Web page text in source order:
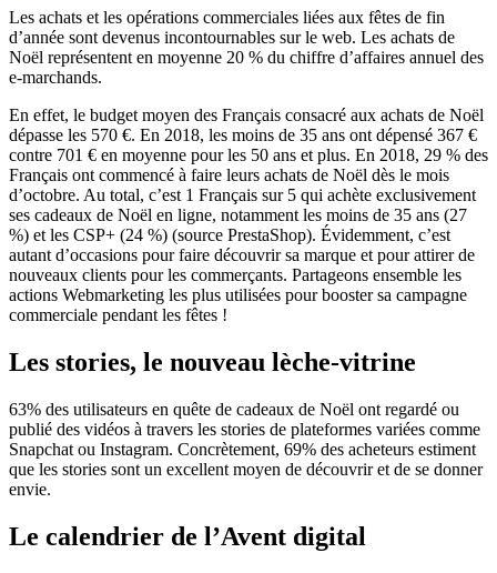
Les achats et les opérations commerciales liées aux fêtes de fin
d’année sont devenus incontournables sur le web. Les achats de
Noël représentent en moyenne 20 % du chiffre d’affaires annuel des
e-marchands.
En effet, le budget moyen des Français consacré aux achats de Noël
dépasse les 570 €. En 2018, les moins de 35 ans ont dépensé 367 €
contre 701 € en moyenne pour les 50 ans et plus. En 2018, 29 % des
Français ont commencé à faire leurs achats de Noël dès le mois
d’octobre. Au total, c’est 1 Français sur 5 qui achète exclusivement
ses cadeaux de Noël en ligne, notamment les moins de 35 ans (27
%) et les CSP+ (24 %) (source PrestaShop). Évidemment, c’est
autant d’occasions pour faire découvrir sa marque et pour attirer de
nouveaux clients pour les commerçants. Partageons ensemble les
actions Webmarketing les plus utilisées pour booster sa campagne
commerciale pendant les fêtes !
Les stories, le nouveau lèche-vitrine
63% des utilisateurs en quête de cadeaux de Noël ont regardé ou
publié des vidéos à travers les stories de plateformes variées comme
Snapchat ou Instagram. Concrètement, 69% des acheteurs estiment
que les stories sont un excellent moyen de découvrir et de se donner
envie.
Le calendrier de l’Avent digital